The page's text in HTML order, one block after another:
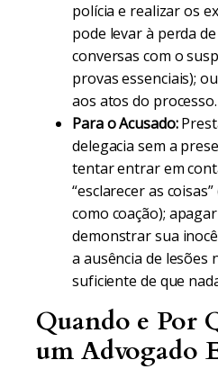
polícia e realizar os
pode levar à perda
conversas com o
provas essenciais);
aos atos do processo.
Para o Acusado:
delegacia sem a
tentar entrar em
“esclarecer as
como coação);
demonstrar sua
a ausência de lesões
suficiente de que
Quando e Por
um Advogado